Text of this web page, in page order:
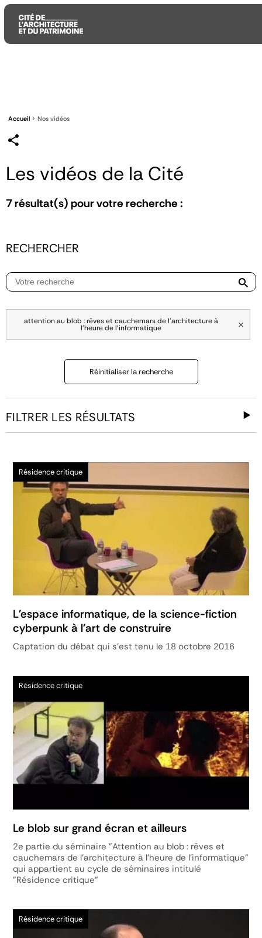
principal
principal
recherche
Accueil Nos vidéos
Les vidéos de la Cité
7résultat(s) pour votre recherche :
RECHERCHER
attention au blob : rêves et cauchemars de l'architecture à
l'heure de l'informatique
Réinitialiser la recherche
FILTRER LES RÉSULTATS
Résidence critique
L'espace informatique, de la science-fiction
cyberpunk à l'art de construire
Captation du débat qui s'est tenu le 18 octobre 2016
Résidence critique
Le blob sur grand écran et ailleurs
2e partie du séminaire "Attention au blob : rêves et
cauchemars de l'architecture à l'heure de l'informatique"
qui appartient au cycle de séminaires intitulé
"Résidence critique"
Résidence critique